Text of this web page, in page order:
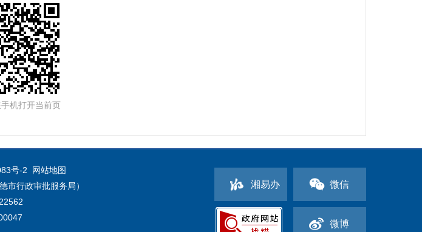
机打开当前页
号-2
网站地图
行政审批服务局）
微信
微博
湘易办